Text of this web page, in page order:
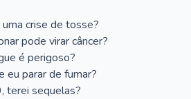
crise de tosse?
pode virar câncer?
é perigoso?
eu parar de fumar?
terei sequelas?